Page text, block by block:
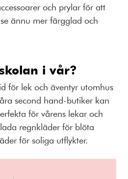
och prylar för att
ännu mer färgglad och
i vår?
för lek och äventyr utomhus
second hand-butiker kan
för vårens lekar och
regnkläder för blöta
för soliga utflykter.